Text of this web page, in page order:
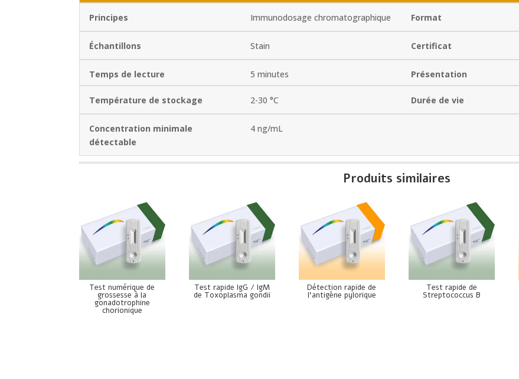
Principes Immunodosage chromatographique Format
Échantillons Stain Certificat
Temps de lecture 5 minutes Présentation
Température de stockage 2-30 °C Durée de vie
Concentration minimale
détectable
4 ng/mL
Produits similaires
Test numérique de
grossesse à la
gonadotrophine
chorionique
Test rapide IgG / IgM
de Toxoplasma gondii
Détection rapide de
l’antigène pylorique
Test rapide de
Streptococcus B